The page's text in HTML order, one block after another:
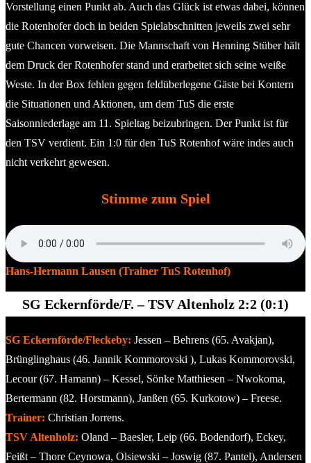
Vorstellung einen Punkt ab. Auch das Glück ist etwas dabei, können
die Rotenhofer doch in beiden Spielabschnitten jeweils zwei sehr
gute Chancen vorweisen. Die Mannschaft von Henning Stüber hält
dem Druck der Rotenhofer stand und erarbeitet sich seine weiße
Weste. In der Box fehlen gegen feldüberlegene Gäste bei Kontern
die Situationen und Aktionen, um dem TuS die erste
Saisonniederlage am 11. Spieltag beizubringen. Der Punkt ist für
den TSV verdient. Ein 1:0 für den TuS Rotenhof wäre indes auch
nicht verkehrt gewesen.
Stimme zum Spiel
​Hans-Hermann Lausen (Trainer TuS Rotenhof)
SG Eckernförde/F. –TSV Altenholz 2:2 (0:1)
SG Eckernförde/Fleckeby: Jessen – Behrens (65. Avakjan),
Brünglinghaus (46. Jannik Kommorovski ), Lukas Kommorovski,
Lecour (67. Hamann) – Kessel, Sönke Matthiesen – Nwokoma,
Bertermann (82. Horstmann), Janßen (65. Kurkotow) – Freese.
Trainer: Christian Jorrens.
TSV Altenholz: Oland – Baesler, Leip (66. Bodendorf), Eckey,
Feißt – Thore Ceynowa, Olsiewski – Joswig (87. Pantel), Andersen